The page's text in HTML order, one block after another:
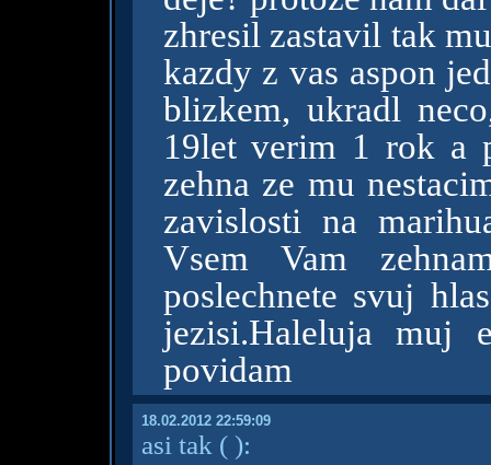
zhresil zastavil tak
kazdy z vas aspon
blizkem, ukradl
19let verim 1 rok a
zehna ze mu
zavislosti na
Vsem Vam
poslechnete svuj
jezisi.Haleluja
povidam
18.02.2012 22:59:09
asi tak ( ):